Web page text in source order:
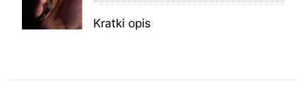
CU
Kratki opis